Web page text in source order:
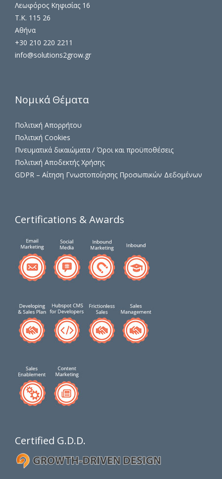
Λεωφόρος Κηφισίας 16
Τ.Κ. 115 26
Αθήνα
+30 210 220 2211
info@solutions2grow.gr
Νομικά Θέματα
Πολιτική Απορρήτου
Πολιτική Cookies
Πνευματικά δικαιώματα / Όροι και προϋποθέσεις
Πολιτική Αποδεκτής Χρήσης
GDPR – Αίτηση Γνωστοποίησης Προσωπικών Δεδομένων
Certifications & Awards
Certified G.D.D.